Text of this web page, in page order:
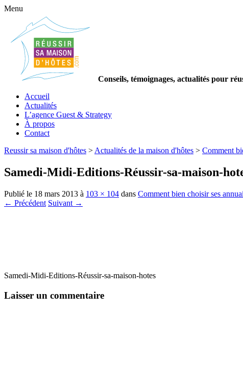
Menu
Conseils, témoignages, actualités pour
Accueil
Actualités
L’agence Guest & Strategy
À propos
Contact
Reussir sa maison d'hôtes > Actualités de la maison d'hôtes > Comment
Samedi-Midi-Editions-Réussir-sa-maison-
Publié le 18 mars 2013 à 103 × 104 dans Comment bien choisir ses
← Précédent Suivant →
Samedi-Midi-Editions-Réussir-sa-maison-hotes
Laisser un commentaire